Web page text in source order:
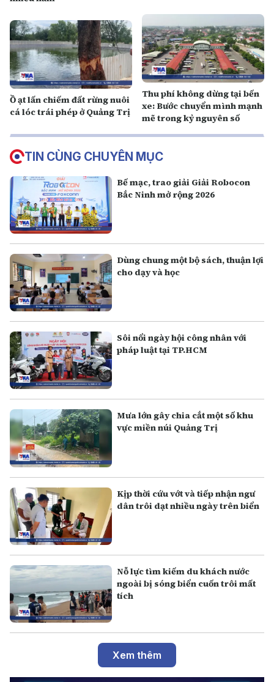
Ồ ạt lấn chiếm đất rừng nuôi
cá lóc trái phép ở Quảng Trị
Thu phí không dừng tại bến
xe: Bước chuyển mình mạnh
mẽ trong kỷ nguyên số
TIN CÙNG CHUYÊN MỤC
Bế mạc, trao giải Giải Robocon
Bắc Ninh mở rộng 2026
Dùng chung một bộ sách, thuận lợi
cho dạy và học
Sôi nổi ngày hội công nhân với
pháp luật tại TP.HCM
Mưa lớn gây chia cắt một số khu
vực miền núi Quảng Trị
Kịp thời cứu vớt và tiếp nhận ngư
dân trôi dạt nhiều ngày trên biển
Nỗ lực tìm kiếm du khách nước
ngoài bị sóng biển cuốn trôi mất
tích
Xem thêm